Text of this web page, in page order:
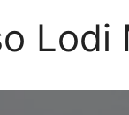
Lodi